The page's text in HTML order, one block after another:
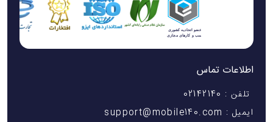
اطلاعات تماس
تلفن : 02142140
ایمیل : support@mobile140.com